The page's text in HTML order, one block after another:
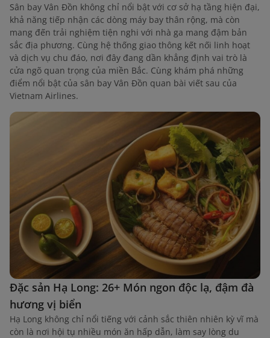
Sân bay Vân Đồn không chỉ nổi bật với cơ sở hạ tầng hiện đại,
khả năng tiếp nhận các dòng máy bay thân rộng, mà còn
mang đến trải nghiệm tiện nghi với nhà ga mang đậm bản
sắc địa phương. Cùng hệ thống giao thông kết nối linh hoạt
và dịch vụ chu đáo, nơi đây đang dần khẳng định vai trò là
cửa ngõ quan trọng của miền Bắc. Cùng khám phá những
điểm nổi bật của sân bay Vân Đồn quan bài viết sau của
Vietnam Airlines.
Đặc sản Hạ Long: 26+ Món ngon độc lạ, đậm đà
hương vị biển
Hạ Long không chỉ nổi tiếng với cảnh sắc thiên nhiên kỳ vĩ mà
còn là nơi hội tụ nhiều món ăn hấp dẫn, làm say lòng du